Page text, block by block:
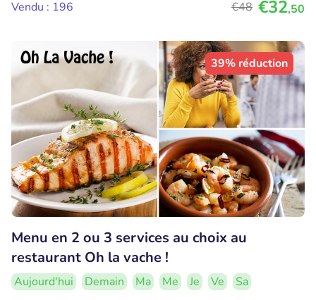
Vendu : 196
€48 €32,50
39% réduction
Menu en 2 ou 3 services au choix au
restaurant Oh la vache !
Aujourd'hui Demain Ma Me Je Ve
Sa